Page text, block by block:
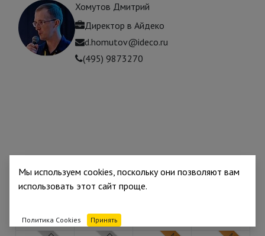
Хомутов Дмитрий
Директор в Айдеко
d.homutov@ideco.ru
(495) 9873270
Партнёр Партнёр
Мы используем cookies, поскольку они позволяют вам
использовать этот сайт проще.
Политика Cookies Принять